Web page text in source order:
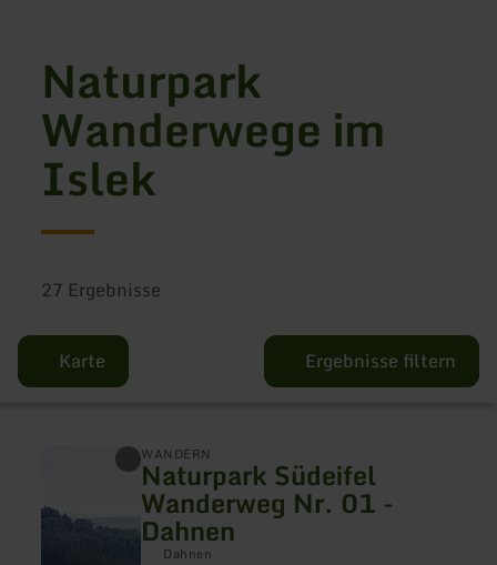
Naturpark
Wanderwege im
Islek
27 Ergebnisse
Karte Ergebnisse filtern
WANDERN
Naturpark Südeifel
Wanderweg Nr. 01 -
Dahnen
Dahnen
Naturpark
Südeifel